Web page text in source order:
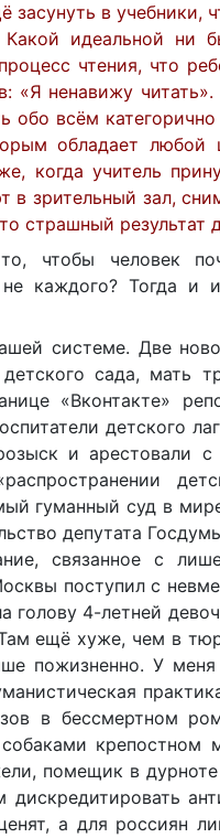
в учебники,
Какой идеальной ни
чтения, что
«Я ненавижу
всём категорично
обладает любой
когда учитель
в зрительный зал,
страшный результат
чтобы человек
каждого? Тогда и
системе. Две
сада, мать
«Вконтакте»
детского
и арестовали с
гуманный суд в
депутата
связанное с
поступил с
голову 4-летней
ещё хуже, чем в
пожизненно. У меня
в бессмертном
крепостном
помещик в
а для россиян